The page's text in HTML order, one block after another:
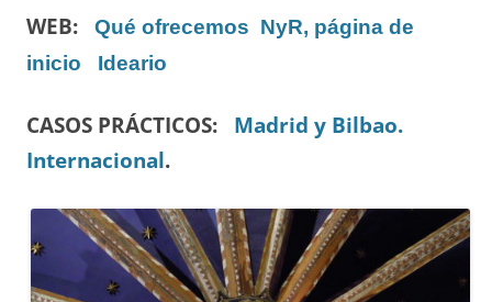
WEB: Qué ofrecemos NyR, página de
inicio
Ideario
CASOS PRÁCTICOS: Madrid y Bilbao.
Internacional.